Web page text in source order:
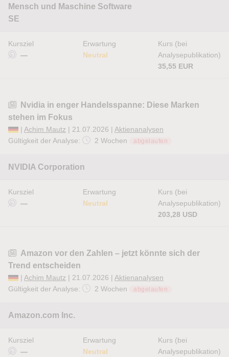
Mensch und Maschine Software
SE
Kursziel
—
Erwartung
Neutral
Kurs (bei
Analysepublikation)
35,55 EUR
Nvidia in enger Handelsspanne: Diese Marken
stehen im Fokus
| Achim Mautz | 21.07.2026 | Aktienanalysen
Gültigkeit der Analyse:
2 Wochen abgelaufen
NVIDIA Corporation
Kursziel
—
Erwartung
Neutral
Kurs (bei
Analysepublikation)
203,28 USD
Amazon vor den Zahlen – jetzt könnte sich der
Trend entscheiden
| Achim Mautz | 21.07.2026 | Aktienanalysen
Gültigkeit der Analyse:
2 Wochen abgelaufen
Amazon.com Inc.
Kursziel
—
Erwartung
Neutral
Kurs (bei
Analysepublikation)